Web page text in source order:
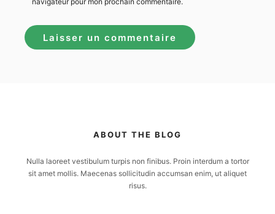
ABOUT THE BLOG
Nulla laoreet vestibulum turpis non finibus. Proin interdum a tortor
sit amet mollis. Maecenas sollicitudin accumsan enim, ut aliquet
risus.